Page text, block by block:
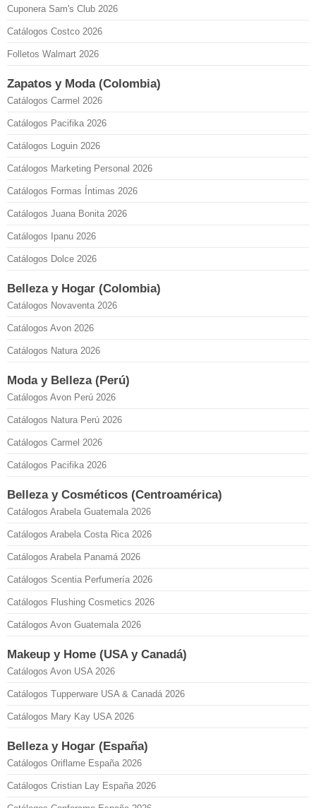
Cuponera Sam's Club 2026
Catálogos Costco 2026
Folletos Walmart 2026
Zapatos y Moda (Colombia)
Catálogos Carmel 2026
Catálogos Pacifika 2026
Catálogos Loguin 2026
Catálogos Marketing Personal 2026
Catálogos Formas Íntimas 2026
Catálogos Juana Bonita 2026
Catálogos Ipanu 2026
Catálogos Dolce 2026
Belleza y Hogar (Colombia)
Catálogos Novaventa 2026
Catálogos Avon 2026
Catálogos Natura 2026
Moda y Belleza (Perú)
Catálogos Avon Perú 2026
Catálogos Natura Perú 2026
Catálogos Carmel 2026
Catálogos Pacifika 2026
Belleza y Cosméticos (Centroamérica)
Catálogos Arabela Guatemala 2026
Catálogos Arabela Costa Rica 2026
Catálogos Arabela Panamá 2026
Catálogos Scentia Perfumería 2026
Catálogos Flushing Cosmetics 2026
Catálogos Avon Guatemala 2026
Makeup y Home (USA y Canadá)
Catálogos Avon USA 2026
Catálogos Tupperware USA & Canadá 2026
Catálogos Mary Kay USA 2026
Belleza y Hogar (España)
Catálogos Oriflame España 2026
Catálogos Cristian Lay España 2026